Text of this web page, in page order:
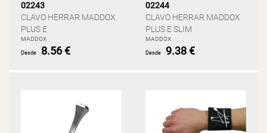
02243
CLAVO HERRAR MADDOX
PLUS E
MADDOX
Desde 8.56 €
02244
CLAVO HERRAR MADDOX
PLUS E SLIM
MADDOX
Desde 9.38 €